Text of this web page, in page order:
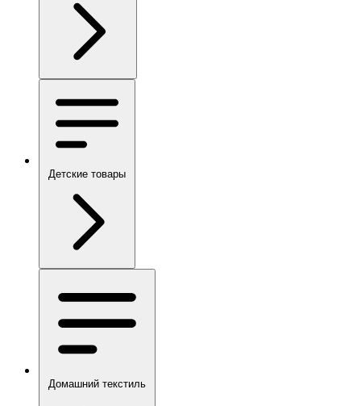
Детские товары
Домашний текстиль